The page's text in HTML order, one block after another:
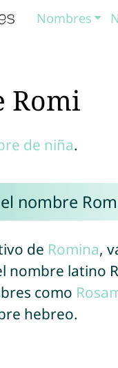
Nombres
Romi
de niña.
nombre
de Romina,
nombre latino
como
hebreo.